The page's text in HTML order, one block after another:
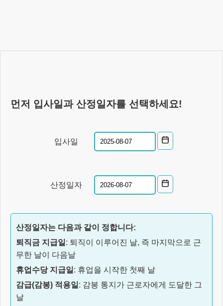
먼저 입사일과 산정일자를 선택하세요!
입사일
산정일자
산정일자는 다음과 같이 정합니다:
퇴직금 지급일 : 퇴직이 이루어진 날, 즉 마지막으로 근
무한 날이 다음날
휴업수당 지급일 : 휴업을 시작한 첫째 날
감급(감봉) 적용일 : 감봉 통지가 근로자에게 도달한 그
날